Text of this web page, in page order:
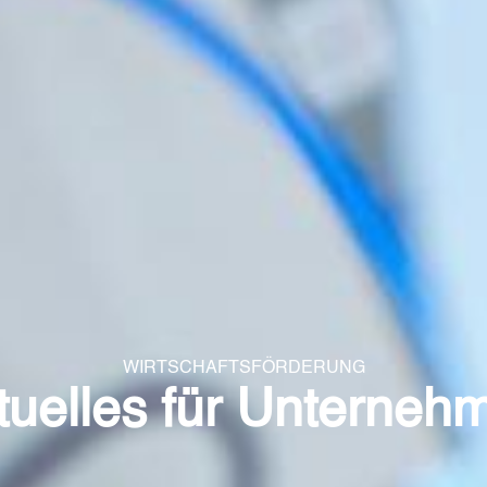
WIRTSCHAFTSFÖRDERUNG
für